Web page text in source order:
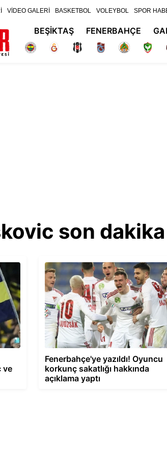
VİDEO GALERİ BASKETBOL VOLEYBOL SPOR
BEŞİKTAŞ FENERBAHÇE
son
ve
Fenerbahçe'ye yazıldı! Oyuncu
korkunç sakatlığı hakkında
açıklama yaptı